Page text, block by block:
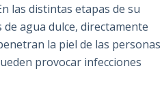
las distintas etapas de su
agua dulce, directamente
la piel de las personas
provocar infecciones